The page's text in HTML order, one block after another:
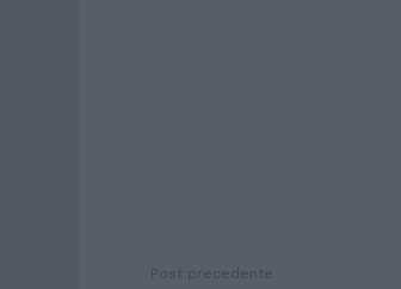
Post precedente